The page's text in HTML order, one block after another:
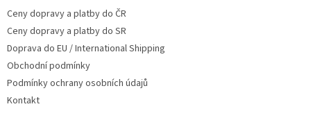
Ceny dopravy a platby do ČR
Ceny dopravy a platby do SR
Doprava do EU / International Shipping
Obchodní podmínky
Podmínky ochrany osobních údajů
Kontakt